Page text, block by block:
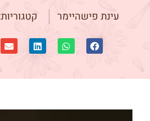
עינת פישהיימר קטגוריות: